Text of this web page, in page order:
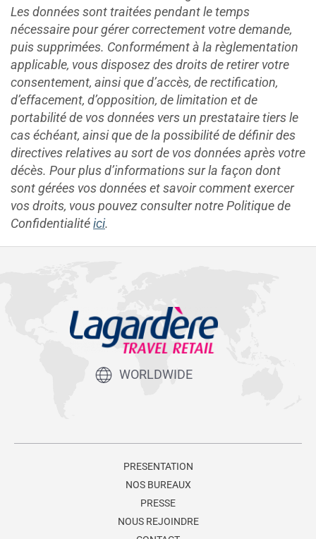
Les données sont traitées pendant le temps
nécessaire pour gérer correctement votre demande,
puis supprimées. Conformément à la règlementation
applicable, vous disposez des droits de retirer votre
consentement, ainsi que d’accès, de rectification,
d’effacement, d’opposition, de limitation et de
portabilité de vos données vers un prestataire tiers le
cas échéant, ainsi que de la possibilité de définir des
directives relatives au sort de vos données après votre
décès. Pour plus d’informations sur la façon dont
sont gérées vos données et savoir comment exercer
vos droits, vous pouvez consulter notre Politique de
Confidentialitéici.
WORLDWIDE
PRESENTATION
NOS BUREAUX
PRESSE
NOUS REJOINDRE